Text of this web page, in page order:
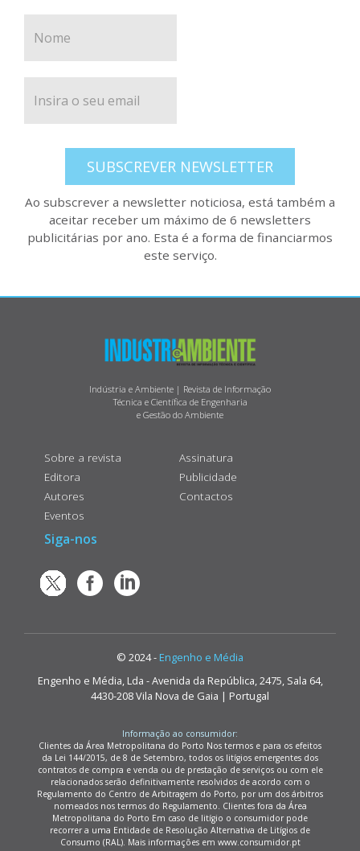
SUBSCREVER NEWSLETTER
Ao subscrever a newsletter noticiosa, está também a
aceitar receber um máximo de 6 newsletters
publicitárias por ano. Esta é a forma de financiarmos
este serviço.
Indústria e Ambiente | Revista de Informação
Técnica e Científica de Engenharia
e Gestão do Ambiente
Sobre a revista
Editora
Autores
Eventos
Assinatura
Publicidade
Contactos
Siga-nos
© 2024 - Engenho e Média
Engenho e Média, Lda - Avenida da República, 2475, Sala 64,
4430-208 Vila Nova de Gaia | Portugal
Informação ao consumidor:
Clientes da Área Metropolitana do Porto Nos termos e para os efeitos
da Lei 144/2015, de 8 de Setembro, todos os litígios emergentes dos
contratos de compra e venda ou de prestação de serviços ou com ele
relacionados serão definitivamente resolvidos de acordo com o
Regulamento do Centro de Arbitragem do Porto, por um dos árbitros
nomeados nos termos do Regulamento. Clientes fora da Área
Metropolitana do Porto Em caso de litígio o consumidor pode
recorrer a uma Entidade de Resolução Alternativa de Litígios de
Consumo (RAL). Mais informações em www.consumidor.pt